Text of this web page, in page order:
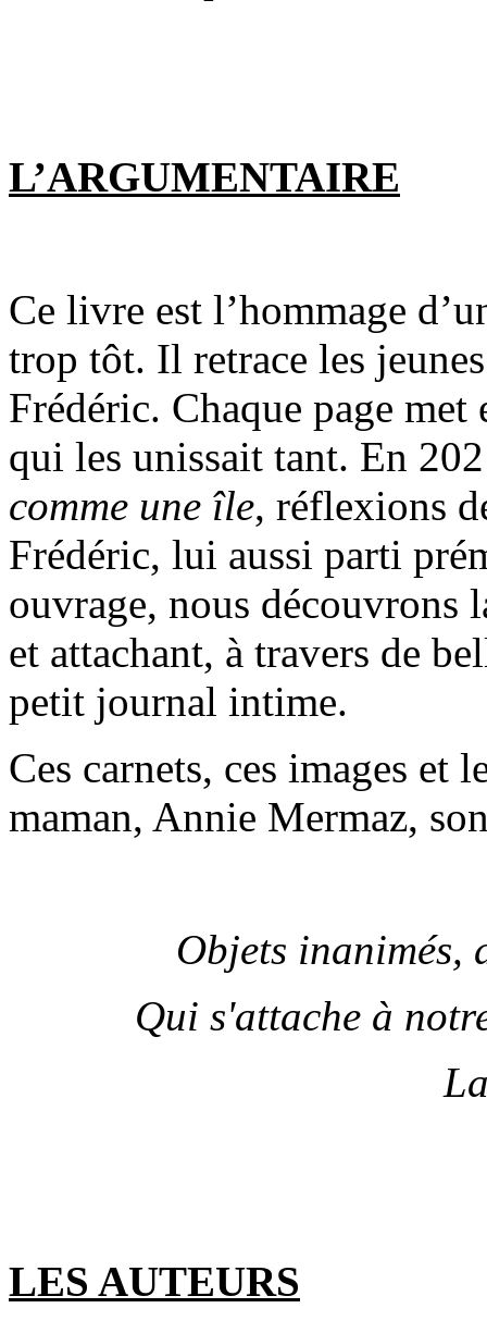
L’ARGUMENTAIRE
Ce livre est l’hommage
trop tôt. Il retrace les
Frédéric. Chaque page
qui les unissait tant. En
comme une île, réflexions
Frédéric, lui aussi parti
ouvrage, nous découvrons
et attachant, à travers de
petit journal intime.
Ces carnets, ces images et
maman, Annie Mermaz,
Objets inanimés,
Qui s'attache à
LES AUTEURS